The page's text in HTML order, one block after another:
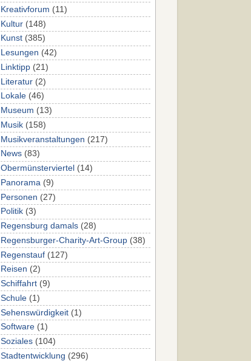
Kreativforum (11)
Kultur (148)
Kunst (385)
Lesungen (42)
Linktipp (21)
Literatur (2)
Lokale (46)
Museum (13)
Musik (158)
Musikveranstaltungen (217)
News (83)
Obermünsterviertel (14)
Panorama (9)
Personen (27)
Politik (3)
Regensburg damals (28)
Regensburger-Charity-Art-Group (38)
Regenstauf (127)
Reisen (2)
Schiffahrt (9)
Schule (1)
Sehenswürdigkeit (1)
Software (1)
Soziales (104)
Stadtentwicklung (296)